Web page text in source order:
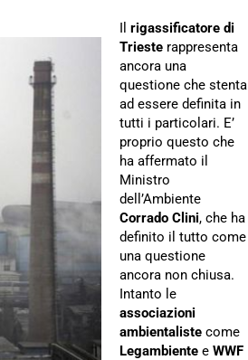
Il rigassificatore di
Trieste rappresenta
ancora una
questione che stenta
ad essere definita in
tutti i particolari. E’
proprio questo che
ha affermato il
Ministro
dell’Ambiente
Corrado Clini, che ha
definito il tutto come
una questione
ancora non chiusa.
Intanto le
associazioni
ambientaliste come
Legambiente e WWF